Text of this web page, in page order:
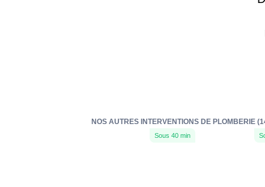
NOS AUTRES INTERVENTIONS DE PLOMBERIE
Sous 40 min